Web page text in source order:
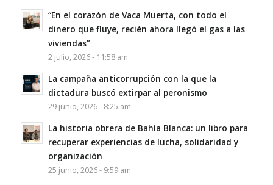
“En el corazón de Vaca Muerta, con todo el
dinero que fluye, recién ahora llegó el gas a las
viviendas”
2 julio, 2026 - 11:58 am
La campaña anticorrupción con la que la
dictadura buscó extirpar al peronismo
29 junio, 2026 - 8:25 am
La historia obrera de Bahía Blanca: un libro para
recuperar experiencias de lucha, solidaridad y
organización
25 junio, 2026 - 9:59 am